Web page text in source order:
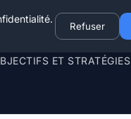
ET STRATÉGIES
Refuser